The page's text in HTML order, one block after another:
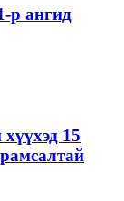
р ангид
15